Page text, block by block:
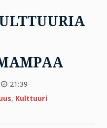
21:39
, Kulttuuri